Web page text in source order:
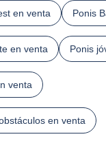
en venta Ponis
en venta Ponis
venta
en venta